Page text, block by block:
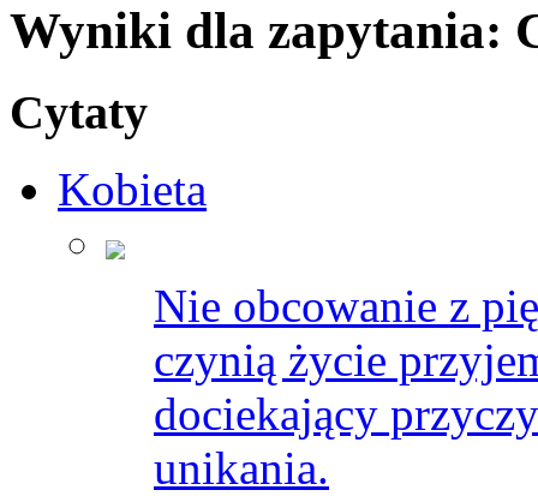
Wyniki dla zapytania:
Cytaty
Kobieta
Nie obcowanie z
czynią życie
dociekający
unikania.